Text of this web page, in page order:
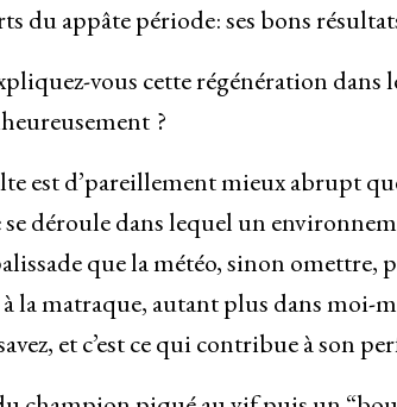
du appâte période: ses bons
vous cette régénération
?
est d’pareillement mieux abrupt
déroule dans lequel un
que la météo, sinon
la matraque, autant plus dans moi-
et c’est ce qui contribue à son